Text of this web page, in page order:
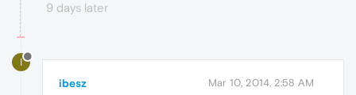
9 days later
I
ibesz Mar 10, 2014, 2:58 AM